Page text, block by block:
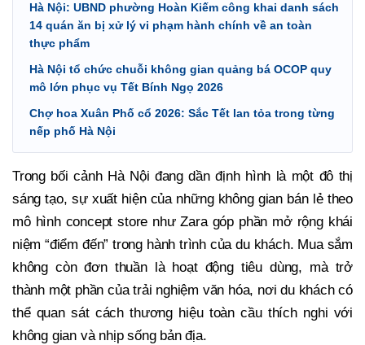
Hà Nội: UBND phường Hoàn Kiếm công khai danh sách
14 quán ăn bị xử lý vi phạm hành chính về an toàn
thực phẩm
Hà Nội tổ chức chuỗi không gian quảng bá OCOP quy
mô lớn phục vụ Tết Bính Ngọ 2026
Chợ hoa Xuân Phố cổ 2026: Sắc Tết lan tỏa trong từng
nếp phố Hà Nội
Trong bối cảnh Hà Nội đang dần định hình là một đô thị
sáng tạo, sự xuất hiện của những không gian bán lẻ theo
mô hình concept store như Zara góp phần mở rộng khái
niệm “điểm đến” trong hành trình của du khách. Mua sắm
không còn đơn thuần là hoạt động tiêu dùng, mà trở
thành một phần của trải nghiệm văn hóa, nơi du khách có
thể quan sát cách thương hiệu toàn cầu thích nghi với
không gian và nhịp sống bản địa.